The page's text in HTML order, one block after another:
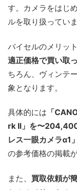
す。カメラをはじ
ルを取り扱っていま
バイセルのメリット
適正価格で買い取
ちろん、ヴィンテ
象となります。
具体的には 「
rk II」を〜
レス一眼カメラα1
の参考価格の掲載
また、 買取依頼が